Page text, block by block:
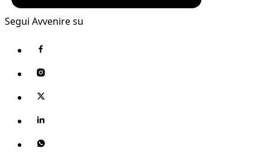
Segui Avvenire su